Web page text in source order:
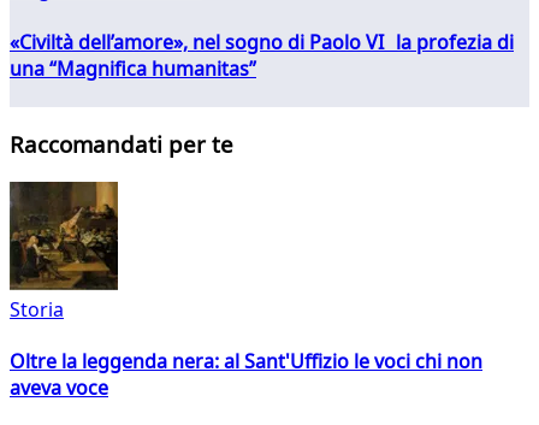
«Civiltà dell’amore», nel sogno di Paolo VI la profezia di
una “Magnifica humanitas”
Raccomandati per te
Storia
Oltre la leggenda nera: al Sant'Uffizio le voci chi non
aveva voce